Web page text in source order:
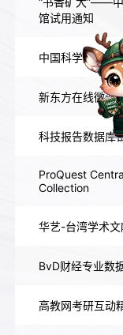
馆试用通知
中国科学文献服
新东方在线微课
科技报告数据库
ProQuest
Collection
华艺-台湾学术
BvD财经专业数
高教网考研互动